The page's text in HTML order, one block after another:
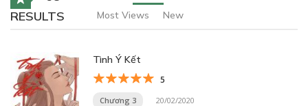
RESULTS
Most Views New
Tình Ý Kết
5
Chương 3 20/02/2020